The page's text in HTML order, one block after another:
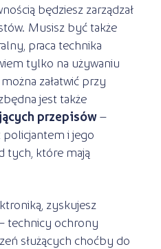
będziesz zarządzał
Musisz być także
praca technika
tylko na używaniu
załatwić przy
jest także
przepisów–
i jego
tych, które mają
zyskujesz
technicy ochrony
służących choćby do